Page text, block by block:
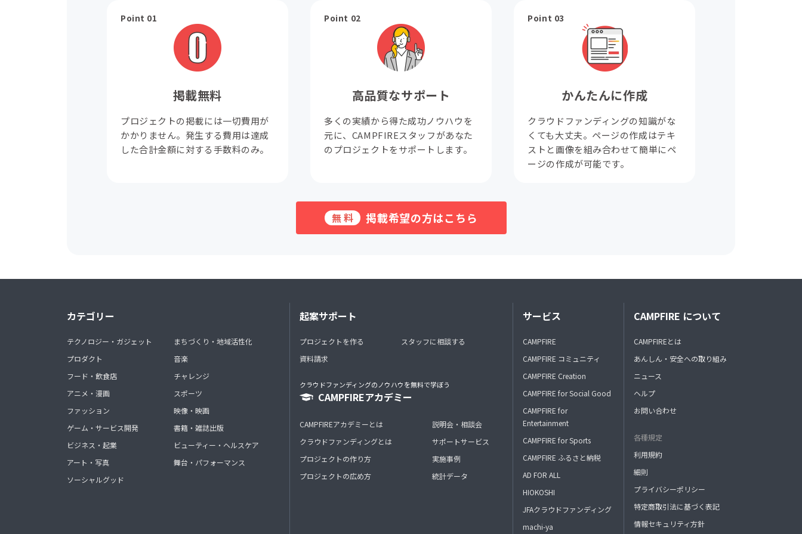
Point 01
掲載無料
プロジェクトの掲載には一切費用が
かかりません。発生する費用は達成
した合計金額に対する手数料のみ。
Point 02
高品質なサポート
多くの実績から得た成功ノウハウを
元に、CAMPFIREスタッフがあなた
のプロジェクトをサポートします。
Point 03
かんたんに作成
クラウドファンディングの知識がな
くても大丈夫。ページの作成はテキ
ストと画像を組み合わせて簡単にペ
ージの作成が可能です。
無料 掲載希望の方はこちら
カテゴリー
テクノロジー・ガジェット
プロダクト
フード・飲食店
アニメ・漫画
ファッション
ゲーム・サービス開発
ビジネス・起業
アート・写真
ソーシャルグッド
まちづくり・地域活性化
音楽
チャレンジ
スポーツ
映像・映画
書籍・雑誌出版
ビューティー・ヘルスケア
舞台・パフォーマンス
起案サポート
プロジェクトを作る
資料請求
スタッフに相談する
クラウドファンディングのノウハウを無料で学ぼう
CAMPFIREアカデミー
CAMPFIREアカデミーとは
クラウドファンディングとは
プロジェクトの作り方
プロジェクトの広め方
説明会・相談会
サポートサービス
実施事例
統計データ
サービス
CAMPFIRE
CAMPFIRE コミュニティ
CAMPFIRE Creation
CAMPFIRE for Social Good
CAMPFIRE for
Entertainment
CAMPFIRE for Sports
CAMPFIRE ふるさと納税
AD FOR ALL
HIOKOSHI
JFAクラウドファンディング
machi-ya
CAMPFIRE について
CAMPFIREとは
あんしん・安全への取り組み
ニュース
ヘルプ
お問い合わせ
各種規定
利用規約
細則
プライバシーポリシー
特定商取引法に基づく表記
情報セキュリティ方針